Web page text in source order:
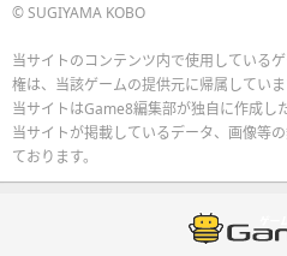
© SUGIYAMA KOBO
当サイトのコンテンツ内で使用している
権は、当該ゲームの提供元に帰属していま
当サイトはGame8編集部が独自に作成し
当サイトが掲載しているデータ、画像等
ております。